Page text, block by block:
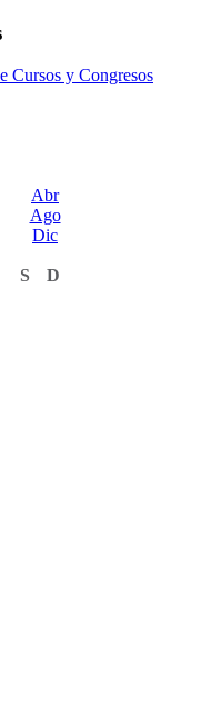
Cursos y Congresos
Abr
Ago
Dic
S
D